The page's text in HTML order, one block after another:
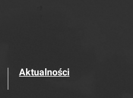
Aktualności